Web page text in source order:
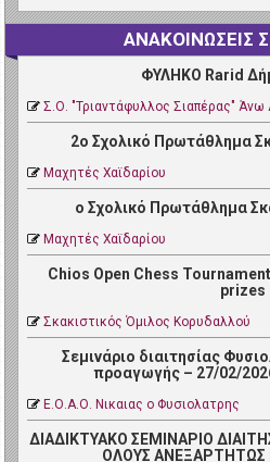
ΑΝΑΚΟΙΝΩΣΕΙΣ
ΦΥΛΗΚΟ Rarid
Σ.Ο. "Τριαντάφυλλος Σιαπέρας" Άνω
2ο Σχολικό Πρωτάθλημα
Μαχητές Χαϊδαρίου
ο Σχολικό Πρωτάθλημα
Μαχητές Χαϊδαρίου
Chios Open Chess
prizes
Σκακιστικός Όμιλος Κορυδαλλού
Σεμινάριο διαιτησίας
προαγωγής – 27/02/
Ε.Ο.Α.Ο. Νικαιας ο Φυσιολατρης
ΔΙΑΔΙΚΤΥΑΚΟ ΣΕΜΙΝΑΡΙΟ
ΟΛΟΥΣ ΑΝΕΞΑΡΤΗΤΩΣ